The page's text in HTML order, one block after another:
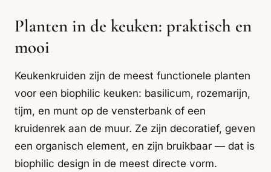
Planten in de keuken: praktisch en
mooi
Keukenkruiden zijn de meest functionele planten
voor een biophilic keuken: basilicum, rozemarijn,
tijm, en munt op de vensterbank of een
kruidenrek aan de muur. Ze zijn decoratief, geven
een organisch element, en zijn bruikbaar — dat is
biophilic design in de meest directe vorm.